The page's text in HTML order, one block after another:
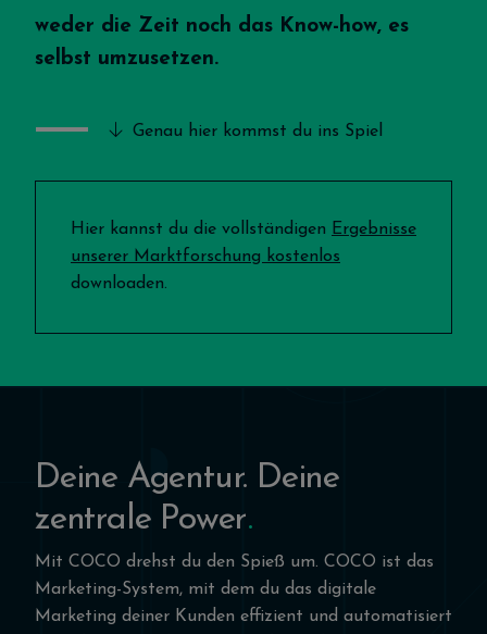
weder die Zeit noch das Know-how, es
selbst umzusetzen.
Genau hier kommst du ins Spiel
Hier kannst du die vollständigen Ergebnisse
unserer Marktforschung kostenlos
downloaden.
Deine Agentur. Deine
zentrale Power
Mit COCO drehst du den Spieß um. COCO ist das
Marketing-System, mit dem du das digitale
Marketing deiner Kunden effizient und automatisiert